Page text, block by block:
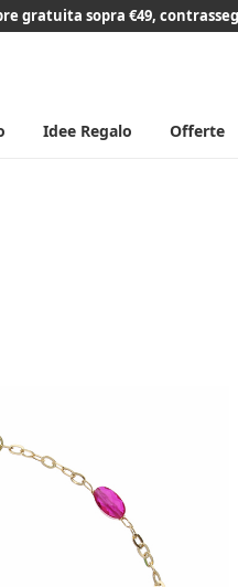
gratuita sopra €49,
Idee Regalo Offerte